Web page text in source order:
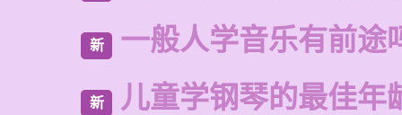
新 一般人学音乐有前途
新 儿童学钢琴的最佳年